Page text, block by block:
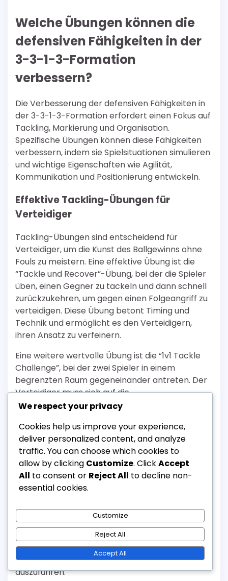
Welche Übungen können die
defensiven Fähigkeiten in der
3-3-1-3-Formation
verbessern?
Die Verbesserung der defensiven Fähigkeiten in
der 3-3-1-3-Formation erfordert einen Fokus auf
Tackling, Markierung und Organisation.
Spezifische Übungen können diese Fähigkeiten
verbessern, indem sie Spielsituationen simulieren
und wichtige Eigenschaften wie Agilität,
Kommunikation und Positionierung entwickeln.
Effektive Tackling-Übungen für
Verteidiger
Tackling-Übungen sind entscheidend für
Verteidiger, um die Kunst des Ballgewinns ohne
Fouls zu meistern. Eine effektive Übung ist die
“Tackle und Recover”-Übung, bei der die Spieler
üben, einen Gegner zu tackeln und dann schnell
zurückzukehren, um gegen einen Folgeangriff zu
verteidigen. Diese Übung betont Timing und
Technik und ermöglicht es den Verteidigern,
ihren Ansatz zu verfeinern.
Eine weitere wertvolle Übung ist die “1v1 Tackle
Challenge”, bei der zwei Spieler in einem
begrenzten Raum gegeneinander antreten. Der
Verteidiger muss sich auf die
Körperpositionierung und das Fußspiel
tackeln und das Risiko, geschlagen zu werden, zu
minimieren. Diese Übung verbessert die
Reaktionszeit und das Selbstvertrauen in
defensiven Situationen.
Die Einbeziehung von Agilitäts- und
Kegel-Sprints, kann die Tackling-Fähigkeit weiter
verbessern. Diese Übungen entwickeln schnelle
seitliche Bewegungen und explosive
Geschwindigkeit, die entscheidend sind, um
Angreifer zu schließen und erfolgreiche Tackles
auszuführen.
We respect your privacy
Cookies help us improve your experience,
deliver personalized content, and analyze
traffic. You can choose which cookies to
allow by clicking Customize. ClickAccept
All to consent or Reject All to decline non-
essential cookies.
Customize
Reject All
Accept All